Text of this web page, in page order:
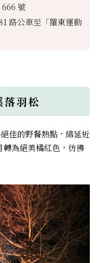
號
路公車至「羅東運動
落羽松
佳的野餐熱點，綿延近
為絕美橘紅色，彷彿